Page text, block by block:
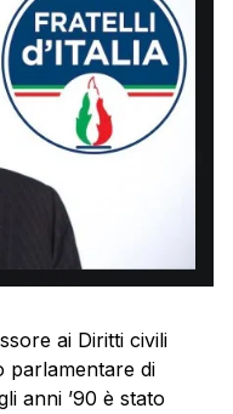
ai Diritti civili
parlamentare di
anni ’90 è stato